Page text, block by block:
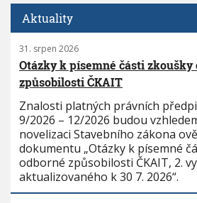
Aktuality
31. srpen 2026
Otázky k písemné části zkoušky
způsobilosti ČKAIT
Znalosti platných právních
9/2026 – 12/2026 budou
novelizaci Stavebního zákona
dokumentu „Otázky k písemné
odborné způsobilosti ČKAIT, 2.
aktualizovaného k 30 7. 2026“.